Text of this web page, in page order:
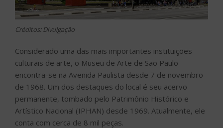
Créditos: Divulgação
Considerado uma das mais importantes instituições
culturais de arte, o Museu de Arte de São Paulo
encontra-se na Avenida Paulista desde 7 de novembro
de 1968. Um dos destaques do local é seu acervo
permanente, tombado pelo Patrimônio Histórico e
Artístico Nacional (IPHAN) desde 1969. Atualmente, ele
conta com cerca de 8 mil peças.